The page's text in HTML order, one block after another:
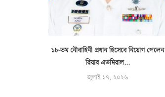
১৮-তম নৌবাহিনী প্রধান হিসেবে নিয়োগ পেলেন
রিয়ার এডমিরাল...
জুলাই ১৭, ২০২৬